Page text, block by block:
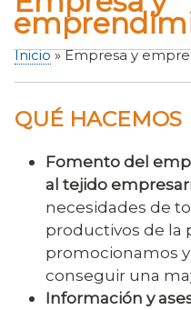
de
navegación
Inicio Empresa y
QUÉ HACEMOS
Fomento del
al tejido
necesidades de
productivos de la
promocionamos
conseguir una
Información y